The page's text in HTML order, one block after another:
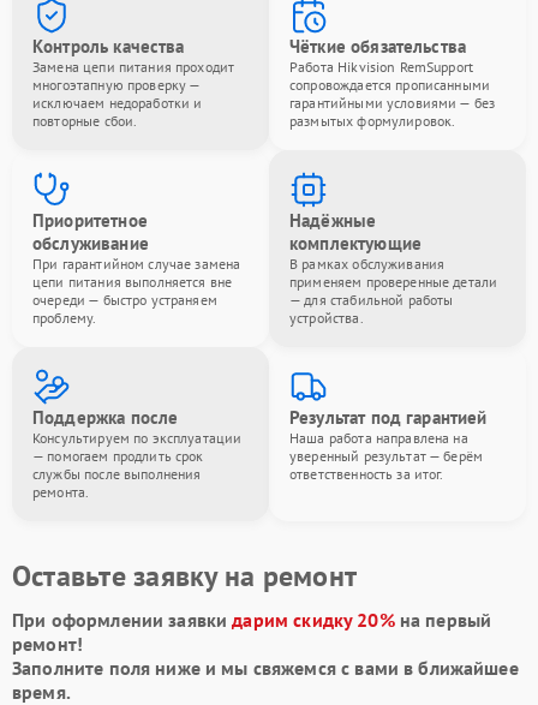
Контроль качества
Замена цепи питания проходит
многоэтапную проверку —
исключаем недоработки и
повторные сбои.
Чёткие обязательства
Работа Hikvision RemSupport
сопровождается прописанными
гарантийными условиями — без
размытых формулировок.
Приоритетное
обслуживание
При гарантийном случае замена
цепи питания выполняется вне
очереди — быстро устраняем
проблему.
Надёжные
комплектующие
В рамках обслуживания
применяем проверенные детали
— для стабильной работы
устройства.
Поддержка после
Консультируем по эксплуатации
— помогаем продлить срок
службы после выполнения
ремонта.
Результат под гарантией
Наша работа направлена на
уверенный результат — берём
ответственность за итог.
Оставьте заявку на ремонт
При оформлении заявкидарим скидку 20%на первый
ремонт!
Заполните поля ниже и мы свяжемся с вами в ближайшее
время.